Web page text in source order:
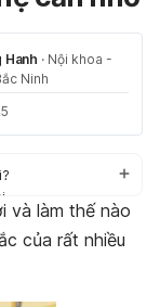
Hanh · Nội khoa -
Ninh
trong giai đoạn có
và làm thế nào
của rất nhiều